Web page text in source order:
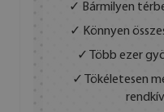
✓ Bármilyen
✓ Könnyen
✓ Több ezer
✓ Tökéletesen